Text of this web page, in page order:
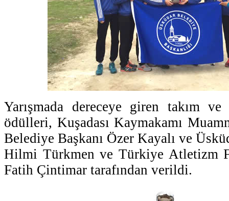
Yarışmada dereceye giren takım
ödülleri, Kuşadası Kaymakamı
Belediye Başkanı Özer Kayalı ve
Hilmi Türkmen ve Türkiye Atletizm
Fatih Çintimar tarafından verildi.